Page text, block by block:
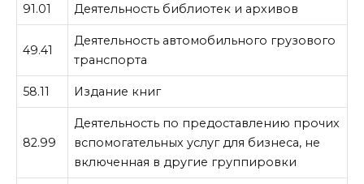
91.01 Деятельность библиотек и архивов
49.41
Деятельность автомобильного грузового
транспорта
58.11 Издание книг
82.99
Деятельность по предоставлению прочих
вспомогательных услуг для бизнеса, не
включенная в другие группировки